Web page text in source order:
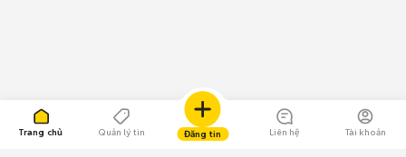
Trang chủ Quản lý tin Đăng tin Liên hệ Tài khoản